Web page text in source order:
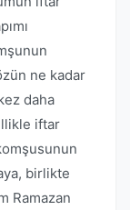
ne kadar
daha
iftar
birlikte
Ramazan